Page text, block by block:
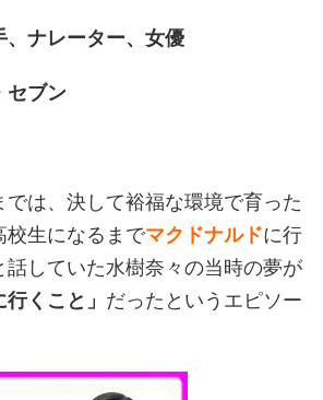
、ナレーター、女優
セブン
は、決して裕福な環境で育った
校生になるまでマクドナルドに行
話していた水樹奈々の当時の夢が
くこと」 だったというエピソー